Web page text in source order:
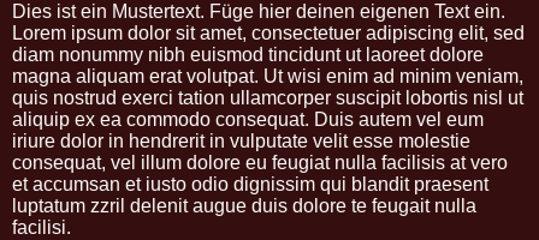
Dies ist ein Mustertext. Füge hier deinen eigenen Text ein.
Lorem ipsum dolor sit amet, consectetuer adipiscing elit, sed
diam nonummy nibh euismod tincidunt ut laoreet dolore
magna aliquam erat volutpat. Ut wisi enim ad minim veniam,
quis nostrud exerci tation ullamcorper suscipit lobortis nisl ut
aliquip ex ea commodo consequat. Duis autem vel eum
iriure dolor in hendrerit in vulputate velit esse molestie
consequat, vel illum dolore eu feugiat nulla facilisis at vero
et accumsan et iusto odio dignissim qui blandit praesent
luptatum zzril delenit augue duis dolore te feugait nulla
facilisi.